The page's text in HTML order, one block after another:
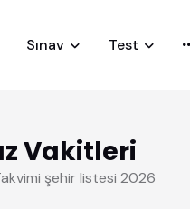
Sınav Test
Vakitleri
şehir listesi 2026